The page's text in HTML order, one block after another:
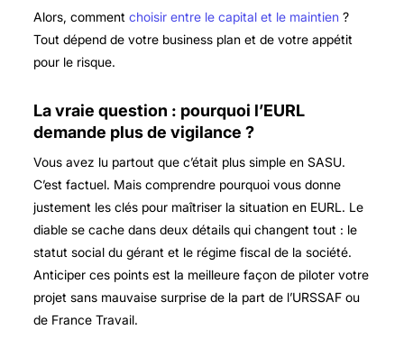
Alors, comment choisir entre le capital et le maintien ?
Tout dépend de votre business plan et de votre appétit
pour le risque.
La vraie question : pourquoi l’EURL
demande plus de vigilance ?
Vous avez lu partout que c’était plus simple en SASU.
C’est factuel. Mais comprendre pourquoi vous donne
justement les clés pour maîtriser la situation en EURL. Le
diable se cache dans deux détails qui changent tout : le
statut social du gérant et le régime fiscal de la société.
Anticiper ces points est la meilleure façon de piloter votre
projet sans mauvaise surprise de la part de l’URSSAF ou
de France Travail.